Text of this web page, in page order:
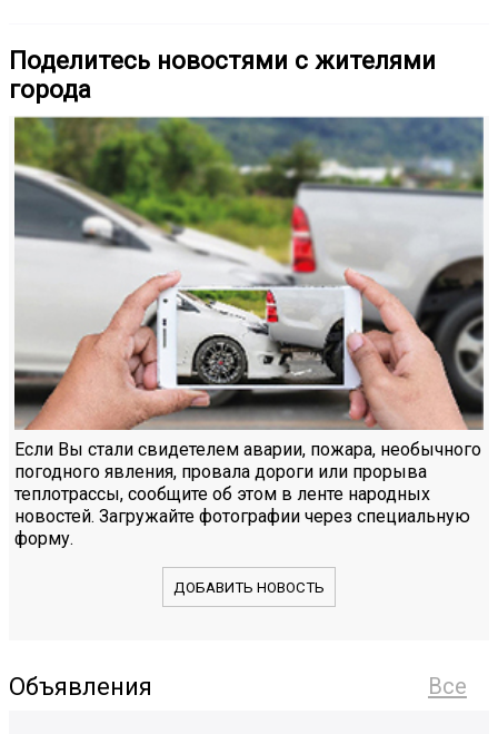
Поделитесь новостями с жителями
города
Если Вы стали свидетелем аварии, пожара, необычного
погодного явления, провала дороги или прорыва
теплотрассы, сообщите об этом в ленте народных
новостей. Загружайте фотографии через специальную
форму.
ДОБАВИТЬ НОВОСТЬ
Все
Объявления